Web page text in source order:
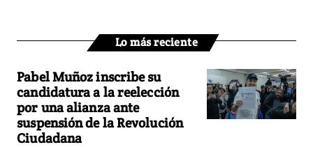
Lo más reciente
Pabel Muñoz inscribe su
candidatura a la reelección
por una alianza ante
suspensión de la Revolución
Ciudadana